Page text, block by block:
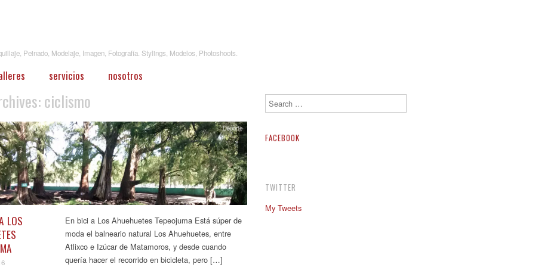
Peinado, Modelaje, Imagen, Fotografía. Stylings, Modelos, Photoshoots.
servicios nosotros
ciclismo
LOS
En bici a Los Ahuehuetes Tepeojuma Está súper de
moda el balneario natural Los Ahuehuetes, entre
Atlixco e Izúcar de Matamoros, y desde cuando
quería hacer el recorrido en bicicleta, pero […]
Deporte
Search
FACEBOOK
TWITTER
My Tweets